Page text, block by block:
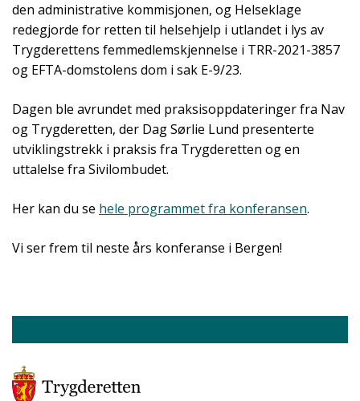
den administrative kommisjonen, og Helseklage
redegjorde for retten til helsehjelp i utlandet i lys av
Trygderettens femmedlemskjennelse i TRR-2021-3857
og EFTA-domstolens dom i sak E-9/23.
Dagen ble avrundet med praksisoppdateringer fra Nav
og Trygderetten, der Dag Sørlie Lund presenterte
utviklingstrekk i praksis fra Trygderetten og en
uttalelse fra Sivilombudet.
Her kan du se hele programmet fra konferansen.
Vi ser frem til neste års konferanse i Bergen!